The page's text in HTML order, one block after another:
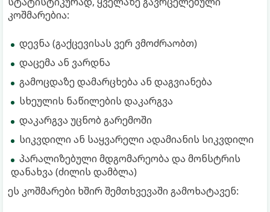
კოშმარებია:
დევნა (გაქცევისას ვერ ვმოძრაობთ)
დაცემა ან ვარდნა
გამოცდაზე დამარცხება ან დაგვიანება
სხეულის ნაწილების დაკარგვა
დაკარგვა უცნობ გარემოში
სიკვდილი ან საყვარელი ადამიანის სიკვდილი
პარალიზებული მდგომარეობა და მონსტრის
დანახვა (ძილის დამბლა)
ეს კოშმარები ხშირ შემთხვევაში გამოხატავენ: